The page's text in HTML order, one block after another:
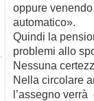
oppure
automatico».
Quindi la
problemi allo
Nessuna
Nella circolare
l’assegno